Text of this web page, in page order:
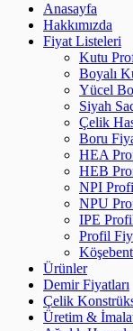
Anasayfa
Hakkımızda
Fiyat Listeleri
Kutu
Boyalı
Yücel
Siyah
Çelik
Boru
HEA
HEB
NPI
NPU
IPE
Profil
Ürünler
Demir Fiyatları
Çelik
Üretim &